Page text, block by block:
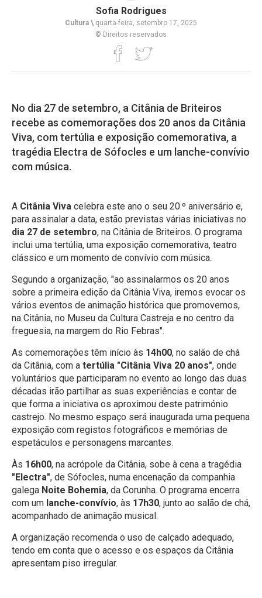
Sofia Rodrigues
Cultura \ quarta-feira, setembro 17, 2025
© Direitos reservados
No dia 27 de setembro, a Citânia de Briteiros
recebe as comemorações dos 20 anos da Citânia
Viva, com tertúlia e exposição comemorativa, a
tragédia Electra de Sófocles e um lanche-convívio
com música.
A Citânia Viva celebra este ano o seu 20.º aniversário e,
para assinalar a data, estão previstas várias iniciativas no
dia 27 de setembro, na Citânia de Briteiros. O programa
inclui uma tertúlia, uma exposição comemorativa, teatro
clássico e um momento de convívio com música.
Segundo a organização, "ao assinalarmos os 20 anos
sobre a primeira edição da Citânia Viva, iremos evocar os
vários eventos de animação histórica que promovemos,
na Citânia, no Museu da Cultura Castreja e no centro da
freguesia, na margem do Rio Febras".
As comemorações têm início às 14h00, no salão de chá
da Citânia, com a tertúlia "Citânia Viva 20 anos", onde
voluntários que participaram no evento ao longo das duas
décadas irão partilhar as suas experiências e contar de
que forma a iniciativa os aproximou deste património
castrejo. No mesmo espaço será inaugurada uma pequena
exposição com registos fotográficos e memórias de
espetáculos e personagens marcantes.
Às 16h00, na acrópole da Citânia, sobe à cena a tragédia
"Electra", de Sófocles, numa encenação da companhia
galega Noite Bohemia, da Corunha. O programa encerra
com um lanche-convívio, às 17h30, junto ao salão de chá,
acompanhado de animação musical.
A organização recomenda o uso de calçado adequado,
tendo em conta que o acesso e os espaços da Citânia
apresentam piso irregular.